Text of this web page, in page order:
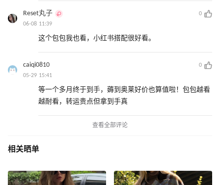
Reset丸子
0
06-08 11:39
这个包包我也看，小红书搭配很好看。
caiqi0810
0
05-29 15:41
等一个多月终于到手，薅到奥莱好价也算值啦！包包越看
越耐看，转运贵点但拿到手真
查看全部评论
相关晒单